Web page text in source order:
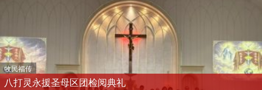
牧民福传
八打灵永援圣母区团检阅典礼